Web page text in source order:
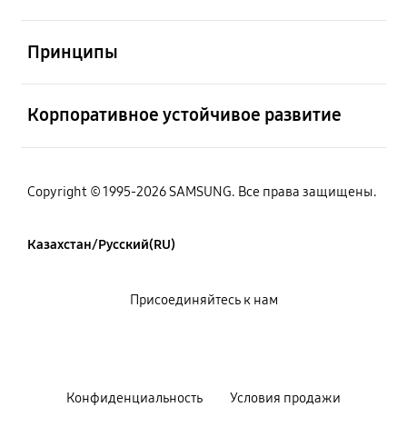
Принципы
Корпоративное устойчивое развитие
Copyright © 1995-2026 SAMSUNG. Все права защищены.
Казахстан/Русский(RU)
Конфиденциальность Условия продажи
Присоединяйтесь к нам